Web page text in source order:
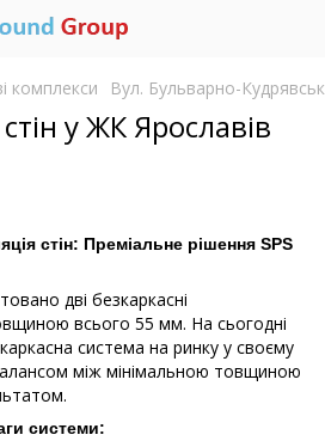
комплекси Вул. Бульварно-
у ЖК Ярославів
стін: Преміальне рішення SPS
дві безкаркасні
всього 55 мм. На сьогодні
система на ринку у своєму
між мінімальною товщиною
системи: